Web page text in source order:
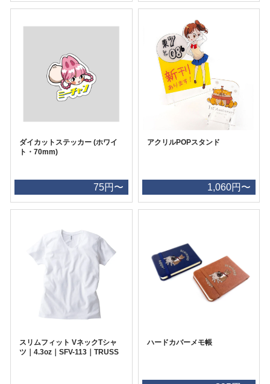
ダイカットステッカー (ホワイ
ト・70mm)
75円〜
アクリルPOPスタンド
1,060円〜
スリムフィット VネックTシャ
ツ｜4.3oz｜SFV-113｜TRUSS
ハードカバーメモ帳